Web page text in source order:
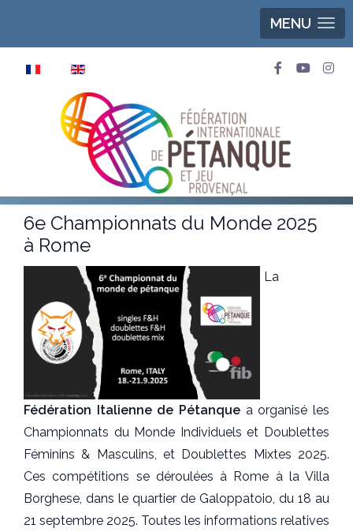
MENU
6e Championnats du Monde 2025
à Rome
La
Fédération Italienne de Pétanque a organisé les
Championnats du Monde Individuels et Doublettes
Féminins & Masculins, et Doublettes Mixtes 2025.
Ces compétitions se déroulées à Rome à la Villa
Borghese, dans le quartier de Galoppatoio, du 18 au
21 septembre 2025. Toutes les informations relatives